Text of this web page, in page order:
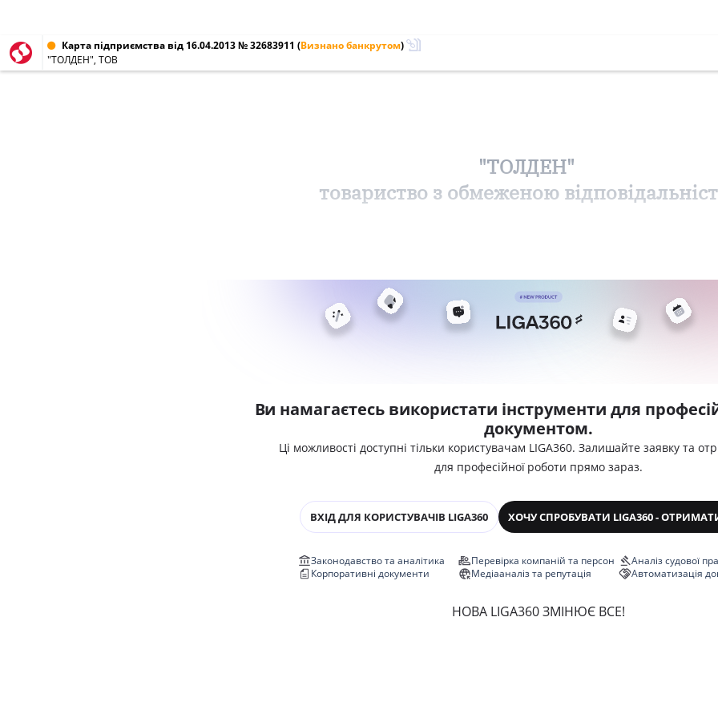
Карта підприємства від 16.04.2013 № 32683911 (Визнано банкрутом)
"ТОЛДЕН", ТОВ
"ТОЛДЕН"
товариство з обмеженою
Ви намагаєтесь використати інструменти для
документом.
Ці можливості доступні тільки користувачам LIGA360. Залишайте заявку та
для професійної роботи прямо зараз.
ВХІД ДЛЯ КОРИСТУВАЧІВ LIGA360 ХОЧУ СПРОБУВАТИ LIGA360 -
Законодавство та аналітика
Корпоративні документи
Перевірка компаній та персон
Медіааналіз та репутація
Аналіз судової
Автоматизація
НОВА LIGA360 ЗМІНЮЄ ВСЕ!